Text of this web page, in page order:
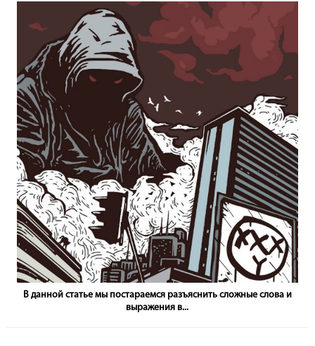
В данной статье мы постараемся разъяснить сложные слова и
выражения в...